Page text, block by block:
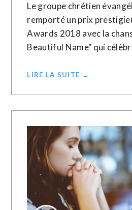
Le groupe chrétien
remporté un prix
Awards 2018 avec la
Beautiful Name" qui
LIRE LA SUITE →